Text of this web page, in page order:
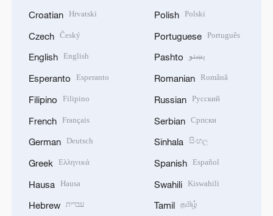
Croatian Hrvatski
Czech Český
English English
Esperanto Esperanto
Filipino Filipino
French Français
German Deutsch
Greek Ελληνικά
Hausa Hausa
Hebrew עברית
Polish Polski
Portuguese Português
Pashto پښتو
Romanian Română
Russian Русский
Serbian Српски
Sinhala සිංහල
Spanish Español
Swahili Kiswahili
Tamil தமிழ்